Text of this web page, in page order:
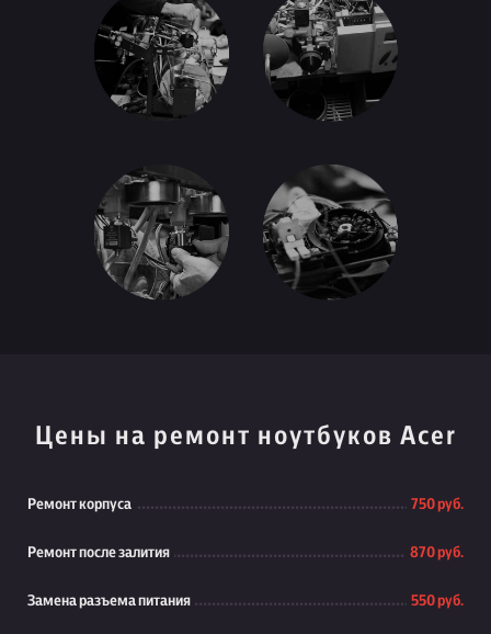
Цены на ремонт ноутбуков Acer
Ремонт корпуса 750 руб.
Ремонт после залития 870 руб.
Замена разъема питания 550 руб.